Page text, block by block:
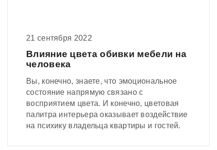
21 сентября 2022
Влияние цвета обивки мебели на
человека
Вы, конечно, знаете, что эмоциональное
состояние напрямую связано с
восприятием цвета. И конечно, цветовая
палитра интерьера оказывает воздействие
на психику владельца квартиры и гостей.